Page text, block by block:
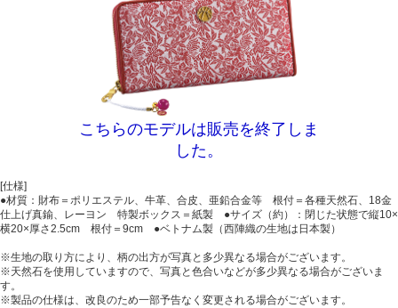
こちらのモデルは販売を終了しま
した。
[仕様]
●材質：財布＝ポリエステル、牛革、合皮、亜鉛合金等 根付＝各種天然石、18金
仕上げ真鍮、レーヨン 特製ボックス＝紙製 ●サイズ（約）：閉じた状態で縦10×
横20×厚さ2.5cm 根付＝9cm ●ベトナム製（西陣織の生地は日本製）
※生地の取り方により、柄の出方が写真と多少異なる場合がございます。
※天然石を使用していますので、写真と色合いなどが多少異なる場合がございま
す。
※製品の仕様は、改良のため一部予告なく変更される場合がございます。